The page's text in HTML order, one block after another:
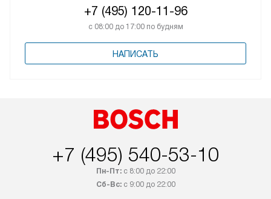
+7 (495) 120-11-96
с 08:00 до 17:00 по будням
НАПИСАТЬ
+7 (495) 540-53-10
Пн-Пт:с 8:00 до 22:00
Сб-Вс:с 9:00 до 22:00